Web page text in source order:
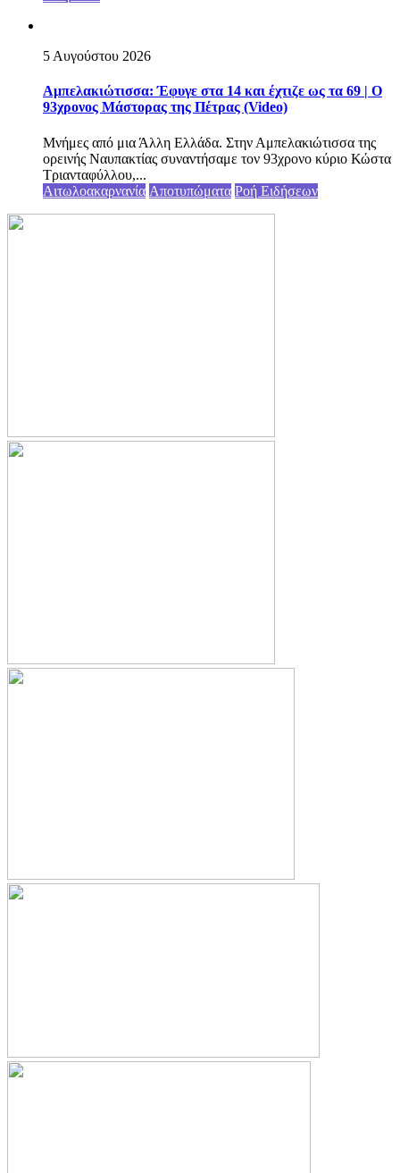
5 Αυγούστου 2026
Αμπελακιώτισσα: Έφυγε στα 14 και έχτιζε ως τα 69 | Ο
93χρονος Μάστορας της Πέτρας (Video)
Μνήμες από μια Άλλη Ελλάδα. Στην Αμπελακιώτισσα της
ορεινής Ναυπακτίας συναντήσαμε τον 93χρονο κύριο Κώστα
Τριανταφύλλου,...
Αιτωλοακαρνανία Αποτυπώματα Ροή Ειδήσεων